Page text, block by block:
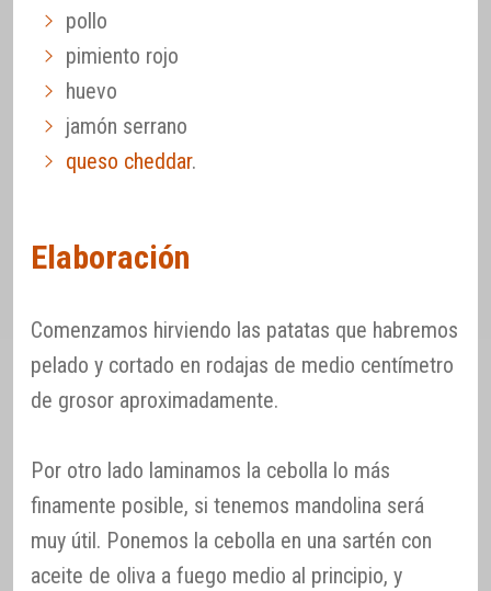
pollo
pimiento rojo
huevo
jamón serrano
queso cheddar.
Elaboración
Comenzamos hirviendo las patatas que habremos
pelado y cortado en rodajas de medio centímetro
de grosor aproximadamente.
Por otro lado laminamos la cebolla lo más
finamente posible, si tenemos mandolina será
muy útil. Ponemos la cebolla en una sartén con
aceite de oliva a fuego medio al principio, y